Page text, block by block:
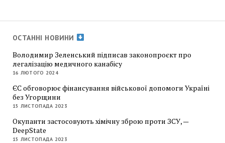
ОСТАННІ НОВИНИ
Володимир Зеленський підписав законопроєкт про
легалізацію медичного канабісу
16 ЛЮТОГО 2024
ЄС обговорює фінансування військової допомоги Україні
без Угорщини
15 ЛИСТОПАДА 2023
Окупанти застосовують хімічну зброю проти ЗСУ, —
DeepState
15 ЛИСТОПАДА 2023